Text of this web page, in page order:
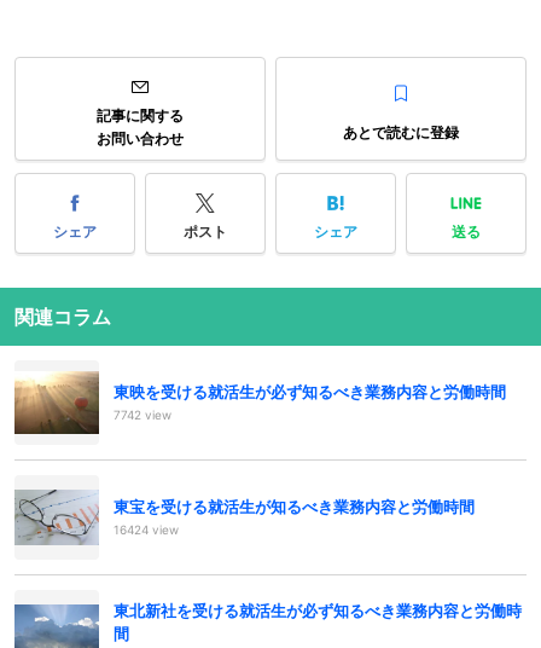
記事に関する
お問い合わせ
あとで読むに登録
シェア ポスト シェア 送る
関連コラム
東映を受ける就活生が必ず知るべき業務内容と労働時間
7742 view
東宝を受ける就活生が知るべき業務内容と労働時間
16424 view
東北新社を受ける就活生が必ず知るべき業務内容と労働時
間